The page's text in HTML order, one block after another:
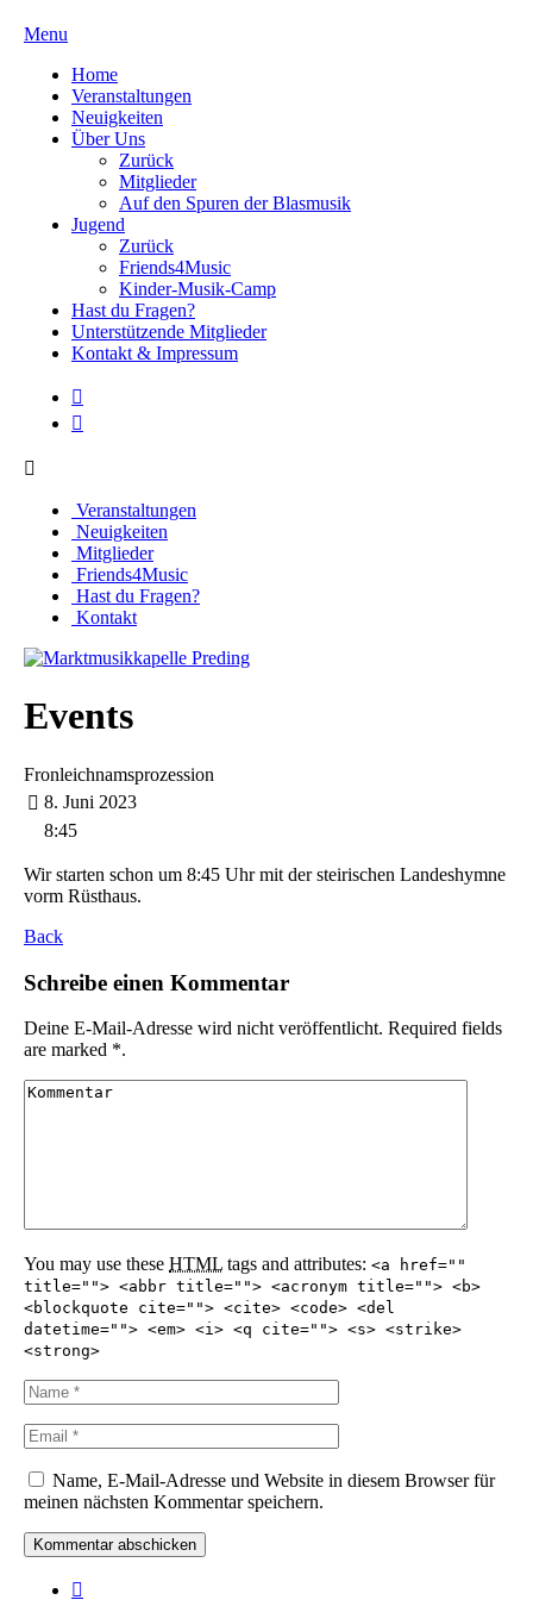
Menu
Home
Veranstaltungen
Neuigkeiten
Über Uns
Zurück
Mitglieder
Auf den Spuren der Blasmusik
Jugend
Zurück
Friends4Music
Kinder-Musik-Camp
Hast du Fragen?
Unterstützende Mitglieder
Kontakt & Impressum
Veranstaltungen
Neuigkeiten
Mitglieder
Friends4Music
Hast du Fragen?
Kontakt
Events
Fronleichnamsprozession
8. Juni 2023
8:45
Wir starten schon um 8:45 Uhr mit der steirischen Landeshymne
vorm Rüsthaus.
Back
Schreibe einen Kommentar
Deine E-Mail-Adresse wird nicht veröffentlicht. Required fields
are marked *.
You may use these HTML tags and attributes: <a href=""
title=""> <abbr title=""> <acronym title=""> <b>
<blockquote cite=""> <cite> <code> <del
datetime=""> <em> <i> <q cite=""> <s> <strike>
<strong>
Name, E-Mail-Adresse und Website in diesem Browser für
meinen nächsten Kommentar speichern.